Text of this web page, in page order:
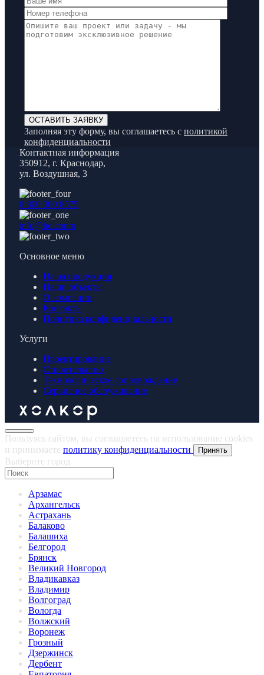
Заполняя эту форму, вы соглашаетесь с политикой
конфиденциальности
Контактная информация
350912, г. Краснодар,
ул. Воздушная, 3
8 800 300 8575
info@holcor.ru
Основное меню
Наша продукция
Наши объекты
О компании
Контакты
Политика конфиденциальности
Услуги
Проектирование
Строительство
Технологическое сопровождение
Сервисное обслуживание
Пользуясь сайтом, вы соглашаетесь на использование cookies
и принимаете политику конфиденциальности Принять
Выберите город
Арзамас
Архангельск
Астрахань
Балаково
Балашиха
Белгород
Брянск
Великий Новгород
Владикавказ
Владимир
Волгоград
Вологда
Волжский
Воронеж
Грозный
Дзержинск
Дербент